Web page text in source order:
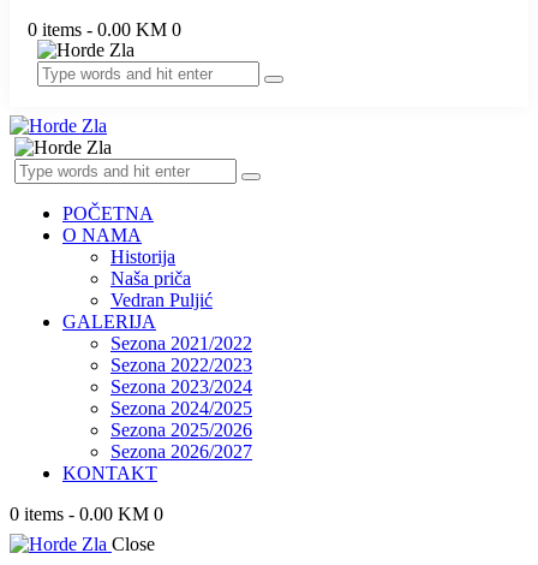
0 items - 0.00 KM 0
POČETNA
O NAMA
Historija
Naša priča
Vedran Puljić
GALERIJA
Sezona 2021/2022
Sezona 2022/2023
Sezona 2023/2024
Sezona 2024/2025
Sezona 2025/2026
Sezona 2026/2027
KONTAKT
0 items - 0.00 KM 0
Close